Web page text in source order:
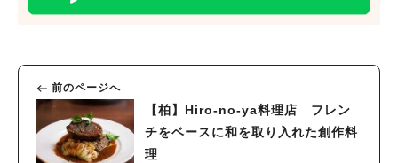
前のページへ
【柏】Hiro-no-ya料理店 フレン
チをベースに和を取り入れた創作料
理